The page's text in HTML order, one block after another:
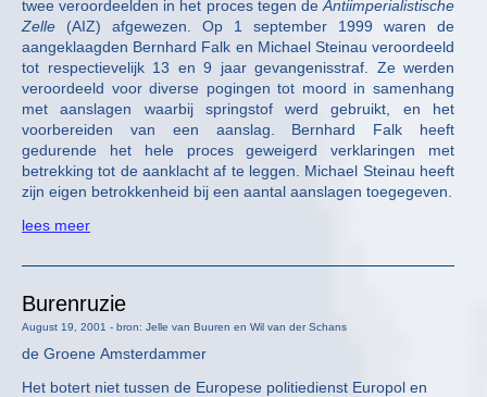
twee veroordeelden in het proces tegen de Antiimperialistische
Zelle (AIZ) afgewezen. Op 1 september 1999 waren de
aangeklaagden Bernhard Falk en Michael Steinau veroordeeld
tot respectievelijk 13 en 9 jaar gevangenisstraf. Ze werden
veroordeeld voor diverse pogingen tot moord in samenhang
met aanslagen waarbij springstof werd gebruikt, en het
voorbereiden van een aanslag. Bernhard Falk heeft
gedurende het hele proces geweigerd verklaringen met
betrekking tot de aanklacht af te leggen. Michael Steinau heeft
zijn eigen betrokkenheid bij een aantal aanslagen toegegeven.
lees meer
Burenruzie
August 19, 2001 - bron: Jelle van Buuren en Wil van der Schans
de Groene Amsterdammer
Het botert niet tussen de Europese politiedienst Europol en